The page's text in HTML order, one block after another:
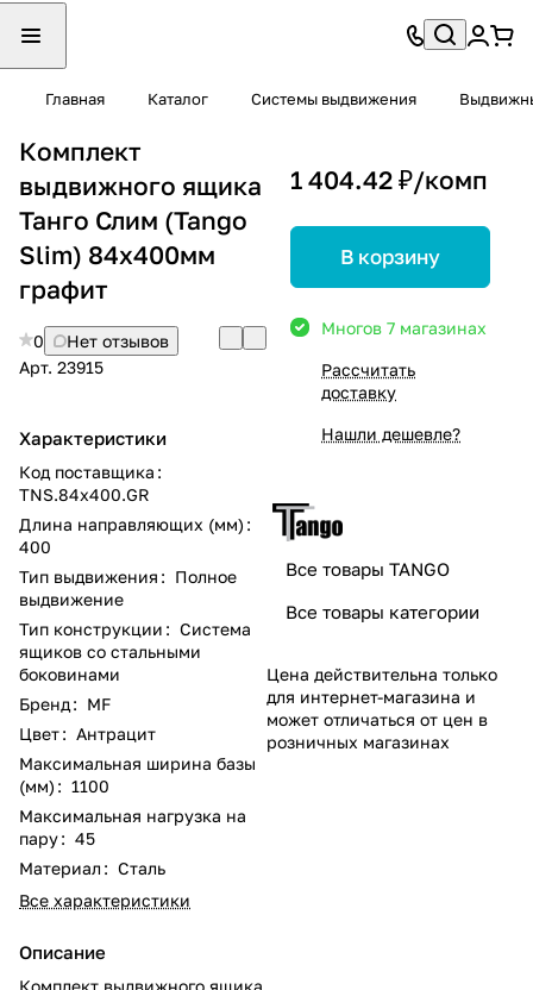
Главная Каталог Системы выдвижения
Комплект
выдвижного ящика
Танго Слим (Tango
Slim) 84x400мм
графит
0
Нет отзывов
Арт. 23915
Характеристики
Код поставщика :
TNS.84x400.GR
Длина направляющих (мм) :
400
Тип выдвижения : Полное
выдвижение
Тип конструкции : Система
ящиков со стальными
боковинами
Бренд: MF
Цвет: Антрацит
Максимальная ширина базы
(мм) : 1100
Максимальная нагрузка на
пару: 45
Материал : Сталь
Все характеристики
Описание
Комплект выдвижного ящика
1 404.42 ₽/комп
В корзину
Многов 7 магазинах
Рассчитать
доставку
Нашли дешевле?
Все товары TANGO
Все товары категории
Цена действительна только
для интернет-магазина и
может отличаться от цен в
розничных магазинах